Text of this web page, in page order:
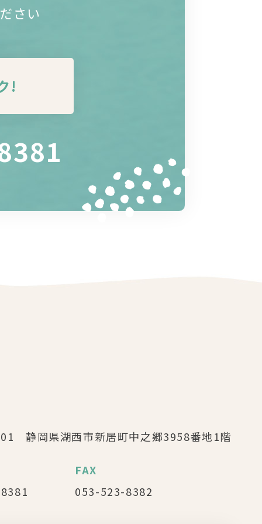
さい
!
静岡県湖西市新居町中之郷3958番地1階
FAX
053-523-8382